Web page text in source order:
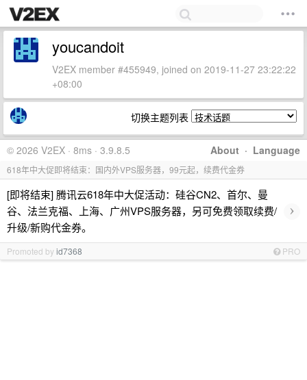
youcandoit
V2EX member #455949, joined on 2019-11-27 23:22:22
+08:00
切换主题列表
About · Language
© 2026 V2EX · 8ms · 3.9.8.5
618年中大促即将结束：国内外VPS服务器，99元起，续费代金券
[即将结束] 腾讯云618年中大促活动：硅谷CN2、首尔、曼
谷、法兰克福、上海、广州VPS服务器，另可免费领取续费/
升级/新购代金券。
›
Promoted byid7368 PRO